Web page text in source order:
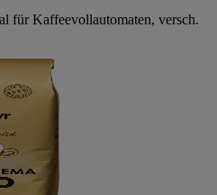
für Kaffeevollautomaten, versch.